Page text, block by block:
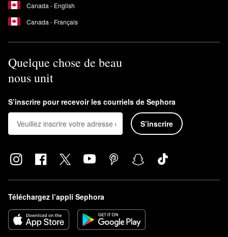
Canada - English
Canada - Français
Quelque chose de beau
nous unit
S’inscrire pour recevoir les courriels de Sephora
S’inscrire
Téléchargez l’appli Sephora